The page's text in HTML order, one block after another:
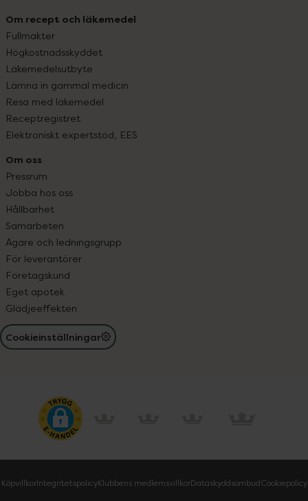
Om recept och läkemedel
Fullmakter
Högkostnadsskyddet
Läkemedelsutbyte
Lämna in gammal medicin
Resa med läkemedel
Receptregistret
Elektroniskt expertstöd, EES
Om oss
Pressrum
Jobba hos oss
Hållbarhet
Samarbeten
Ägare och ledningsgrupp
För leverantörer
Företagskund
Eget apotek
Glädjeeffekten
Cookieinställningar
KöpvillkorIntegritetspolicyKlubbens medlemsvillkorDataskyddsombudCookiepolicy